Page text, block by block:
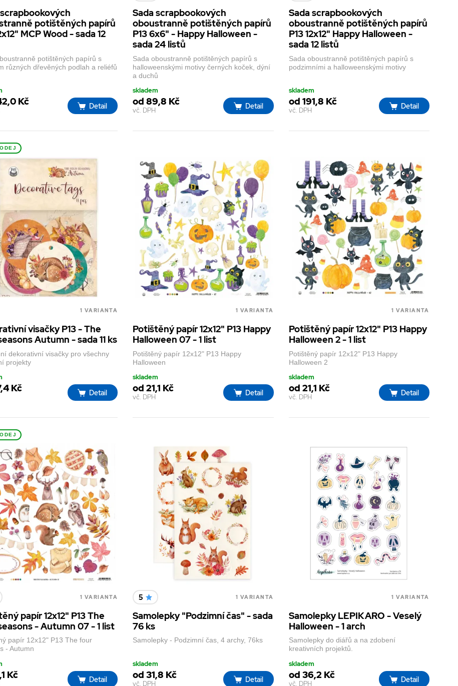
potištěných papírů
MCP Wood - sada 12
potištěných papírů s
různých dřevěných podlah a reliéfů
Kč Detail
Sada scrapbookových
oboustranně potištěných papírů
P13 6x6" - Happy Halloween -
sada 24 listů
Sada oboustranně potištěných papírů s
halloweenskými motivy černých koček, dýní
a duchů
skladem
od 89,8 Kč
vč. DPH Detail
Sada scrapbookových
oboustranně potištěných papírů
P13 12x12" Happy Halloween -
sada 12 listů
Sada oboustranně potištěných papírů s
podzimními a halloweenskými motivy
skladem
od 191,8 Kč
vč. DPH Detail
1 VARIANTA
visačky P13 - The
Autumn - sada 11 ks
dekorativní visačky pro všechny
projekty
Kč Detail
1 VARIANTA
Potištěný papír 12x12" P13 Happy
Halloween 07 - 1 list
Potištěný papír 12x12" P13 Happy
Halloween
skladem
od 21,1 Kč
vč. DPH Detail
1 VARIANTA
Potištěný papír 12x12" P13 Happy
Halloween 2 - 1 list
Potištěný papír 12x12" P13 Happy
Halloween 2
skladem
od 21,1 Kč
vč. DPH Detail
1 VARIANTA
papír 12x12" P13 The
- Autumn 07 - 1 list
papír 12x12" P13 The four
- Autumn
Kč Detail
5 1 VARIANTA
Samolepky "Podzimní čas" - sada
76 ks
Samolepky - Podzimní čas, 4 archy, 76ks
skladem
od 31,8 Kč
vč. DPH Detail
1 VARIANTA
Samolepky LEPIKARO - Veselý
Halloween - 1 arch
Samolepky do diářů a na zdobení
kreativních projektů.
skladem
od 36,2 Kč
vč. DPH Detail